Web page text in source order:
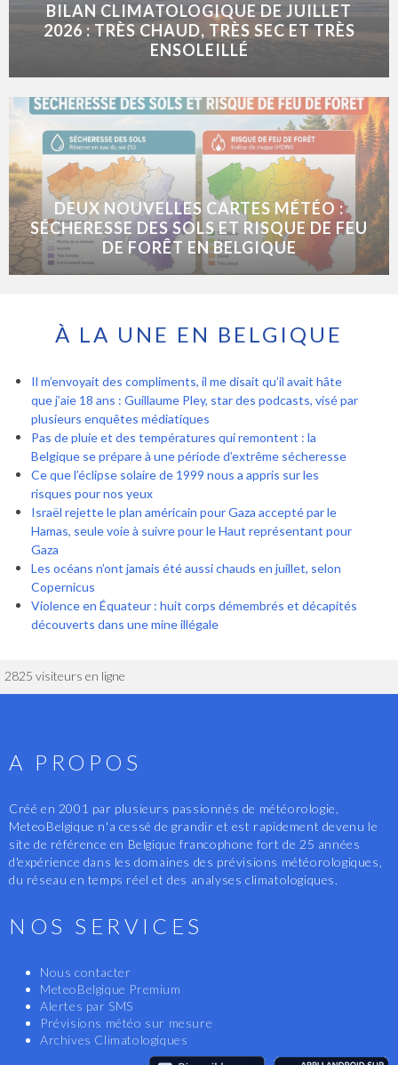
BILAN CLIMATOLOGIQUE DE JUILLET
2026 : TRÈS CHAUD, TRÈS SEC ET TRÈS
ENSOLEILLÉ
DEUX NOUVELLES CARTES MÉTÉO :
SÉCHERESSE DES SOLS ET RISQUE DE FEU
DE FORÊT EN BELGIQUE
À LA UNE EN BELGIQUE
Il m’envoyait des compliments, il me disait qu’il avait hâte
que j’aie 18 ans : Guillaume Pley, star des podcasts, visé par
plusieurs enquêtes médiatiques
Pas de pluie et des températures qui remontent : la
Belgique se prépare à une période d’extrême sécheresse
Ce que l’éclipse solaire de 1999 nous a appris sur les
risques pour nos yeux
Israël rejette le plan américain pour Gaza accepté par le
Hamas, seule voie à suivre pour le Haut représentant pour
Gaza
Les océans n’ont jamais été aussi chauds en juillet, selon
Copernicus
Violence en Équateur : huit corps démembrés et décapités
découverts dans une mine illégale
2825 visiteurs en ligne
A PROPOS
Créé en 2001 par plusieurs passionnés de météorologie,
MeteoBelgique n'a cessé de grandir et est rapidement devenu le
site de référence en Belgique francophone fort de 25 années
d'expérience dans les domaines des prévisions météorologiques,
du réseau en temps réel et des analyses climatologiques.
NOS SERVICES
Nous contacter
MeteoBelgique Premium
Alertes par SMS
Prévisions météo sur mesure
Archives Climatologiques